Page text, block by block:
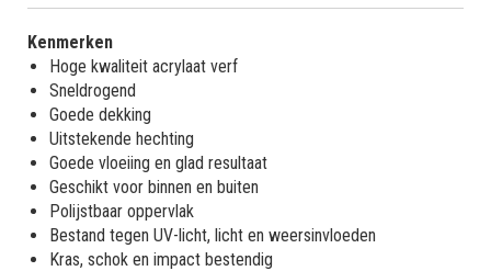
Kenmerken
Hoge kwaliteit acrylaat verf
Sneldrogend
Goede dekking
Uitstekende hechting
Goede vloeiing en glad resultaat
Geschikt voor binnen en buiten
Polijstbaar oppervlak
Bestand tegen UV-licht, licht en weersinvloeden
Kras, schok en impact bestendig